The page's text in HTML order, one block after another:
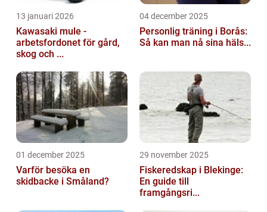
13 januari 2026
Kawasaki mule -
arbetsfordonet för gård,
skog och ...
04 december 2025
Personlig träning i Borås:
Så kan man nå sina häls...
01 december 2025
Varför besöka en
skidbacke i Småland?
29 november 2025
Fiskeredskap i Blekinge:
En guide till
framgångsri...